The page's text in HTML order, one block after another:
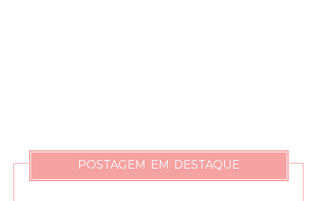
POSTAGEM EM DESTAQUE